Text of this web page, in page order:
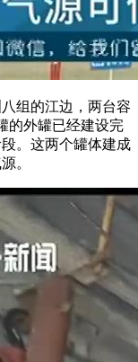
组的江边，两台容
的外罐已经建设完
。这两个罐体建成
。